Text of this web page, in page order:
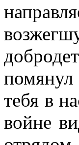
помянул
тебя в
войне